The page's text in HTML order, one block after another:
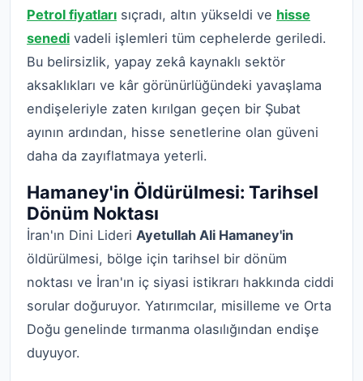
Petrol fiyatları sıçradı, altın yükseldi ve hisse
senedi vadeli işlemleri tüm cephelerde geriledi.
Bu belirsizlik, yapay zekâ kaynaklı sektör
aksaklıkları ve kâr görünürlüğündeki yavaşlama
endişeleriyle zaten kırılgan geçen bir Şubat
ayının ardından, hisse senetlerine olan güveni
daha da zayıflatmaya yeterli.
Hamaney'in Öldürülmesi: Tarihsel
Dönüm Noktası
İran'ın Dini Lideri Ayetullah Ali Hamaney'in
öldürülmesi, bölge için tarihsel bir dönüm
noktası ve İran'ın iç siyasi istikrarı hakkında ciddi
sorular doğuruyor. Yatırımcılar, misilleme ve Orta
Doğu genelinde tırmanma olasılığından endişe
duyuyor.